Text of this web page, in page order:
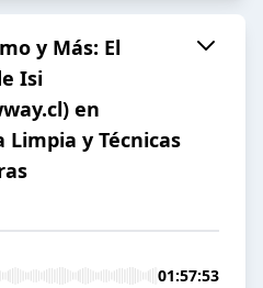
y Más: El
Isi
en
Limpia y Técnicas
01:57:53